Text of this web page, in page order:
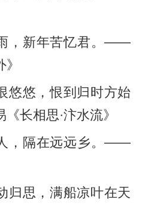
，新年苦忆君。——
悠悠，恨到归时方始
长相思·汴水流》
，隔在远远乡。——
归思，满船凉叶在天